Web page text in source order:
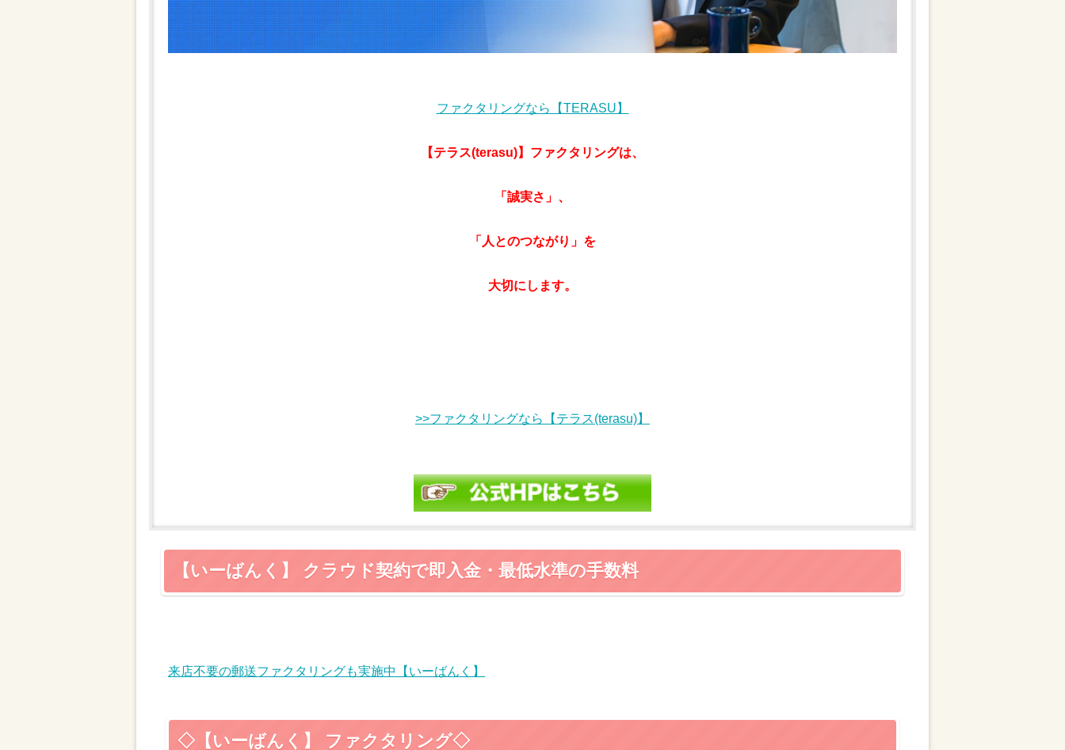
ファクタリングなら【TERASU】
【テラス(terasu)】ファクタリングは、
「誠実さ」、
「人とのつながり」を
大切にします。
>>ファクタリングなら【テラス(terasu)】
【いーばんく】 クラウド契約で即入金・最低水準の手数料
来店不要の郵送ファクタリングも実施中【いーばんく】
◇【いーばんく】 ファクタリング◇